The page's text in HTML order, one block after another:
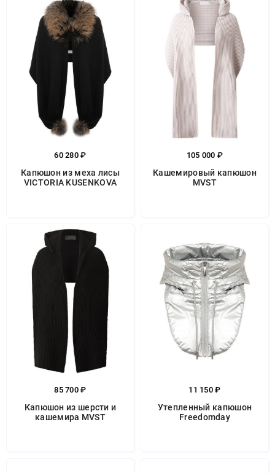
60 280 ₽
Капюшон из меха лисы
VICTORIA KUSENKOVA
105 000 ₽
Кашемировый капюшон
MVST
85 700 ₽
Капюшон из шерсти и
кашемира MVST
11 150 ₽
Утепленный капюшон
Freedomday